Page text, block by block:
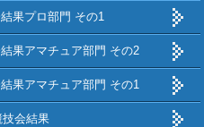
果プロ部門 その1
果アマチュア部門 その2
果アマチュア部門 その1
技会結果